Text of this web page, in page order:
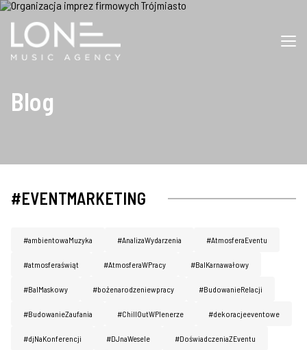
Blog
#EVENTMARKETING
#ambientowaMuzyka #AnalizaWydarzenia #AtmosferaEventu
#atmosferaświąt #AtmosferaWPracy #BalKarnawałowy
#BalMaskowy #bożenarodzeniewpracy #BudowanieRelacji
#BudowanieZaufania #ChillOutWPlenerze #dekoracjeeventowe
#djNaKonferencji #DJnaWesele #DoświadczeniaZEventu